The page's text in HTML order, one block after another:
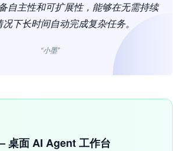
自主性和可扩展性，能够在无需持续
下长时间自动完成复杂任务。
“小墨”
面 AI Agent 工作台